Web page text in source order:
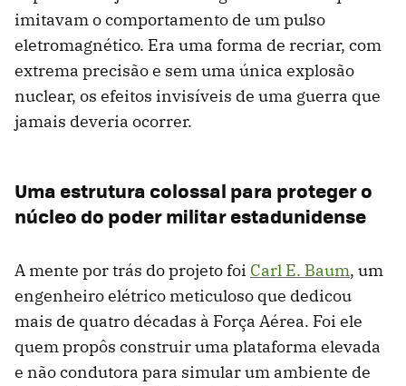
imitavam o comportamento de um pulso
eletromagnético. Era uma forma de recriar, com
extrema precisão e sem uma única explosão
nuclear, os efeitos invisíveis de uma guerra que
jamais deveria ocorrer.
Uma estrutura colossal para proteger o
núcleo do poder militar estadunidense
A mente por trás do projeto foi Carl E. Baum, um
engenheiro elétrico meticuloso que dedicou
mais de quatro décadas à Força Aérea. Foi ele
quem propôs construir uma plataforma elevada
e não condutora para simular um ambiente de